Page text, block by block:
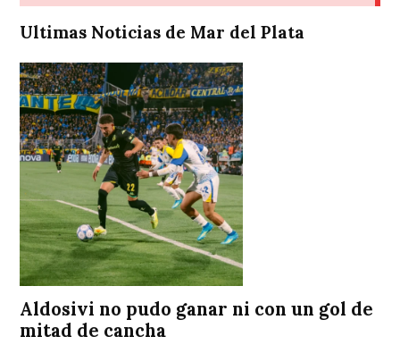
Ultimas Noticias de Mar del Plata
Aldosivi no pudo ganar ni con un gol de
mitad de cancha